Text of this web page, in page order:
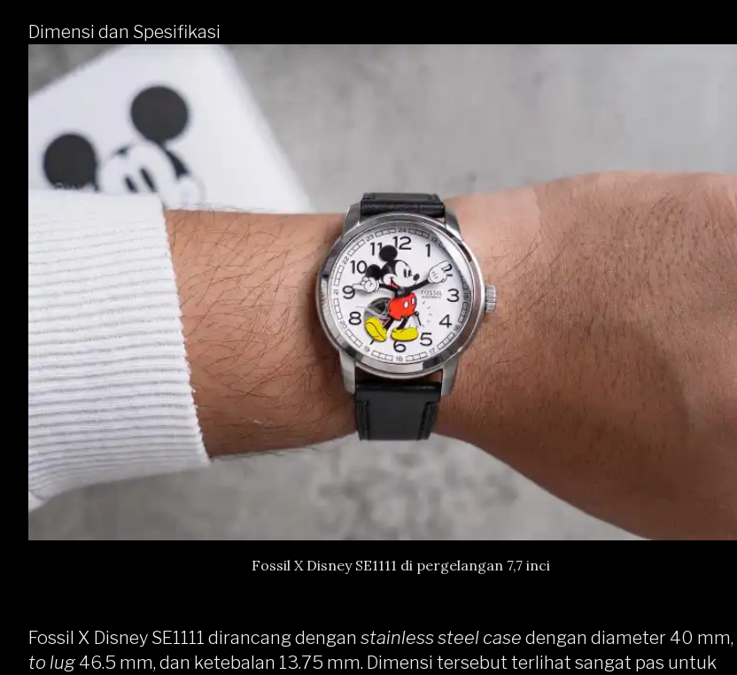
Dimensi dan Spesifikasi
Fossil X Disney SE1111 di pergelangan 7,7 inci
Fossil X Disney SE1111 dirancang dengan stainless steel case dengan diameter 40 mm,
to lug 46.5 mm, dan ketebalan 13.75 mm. Dimensi tersebut terlihat sangat pas untuk